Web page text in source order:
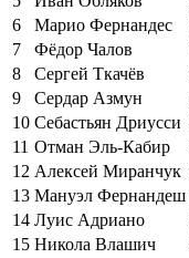
6
Марио Фернандес
7
Фёдор Чалов
8
Сергей Ткачёв
9
Сердар Азмун
10 Себастьян Дриусси
11 Отман Эль-Кабир
12 Алексей Миранчук
13 Мануэл Фернандеш
14 Луис Адриано
15 Никола Влашич